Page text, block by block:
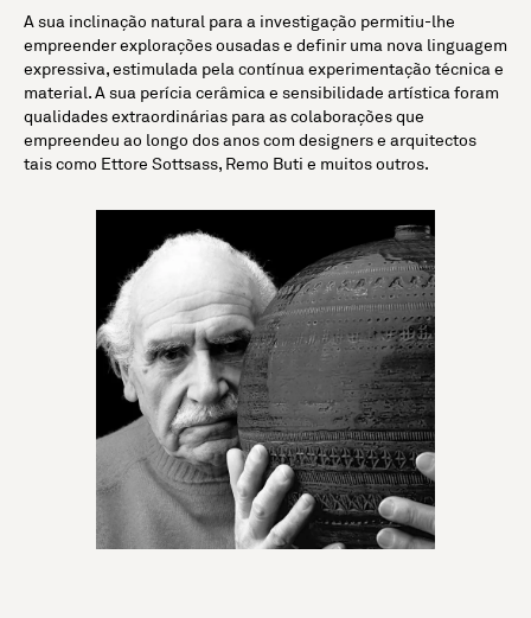
A sua inclinação natural para a investigação permitiu-lhe
empreender explorações ousadas e definir uma nova linguagem
expressiva, estimulada pela contínua experimentação técnica e
material. A sua perícia cerâmica e sensibilidade artística foram
qualidades extraordinárias para as colaborações que
empreendeu ao longo dos anos com designers e arquitectos
tais como Ettore Sottsass, Remo Buti e muitos outros.